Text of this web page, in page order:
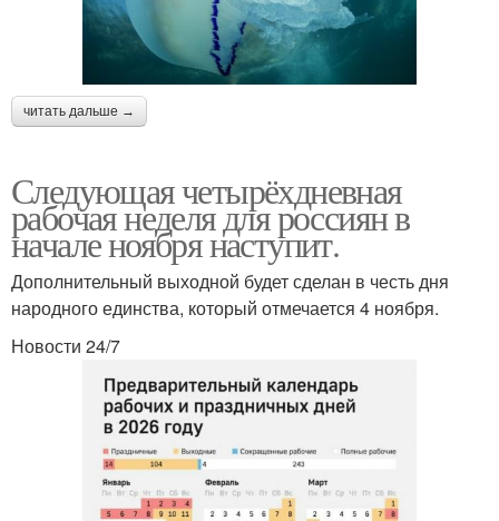
читать дальше →
Следующая четырёхдневная
рабочая неделя для россиян в
начале ноября наступит.
Дополнительный выходной будет сделан в честь дня
народного единства, который отмечается 4 ноября.
Новости 24/7